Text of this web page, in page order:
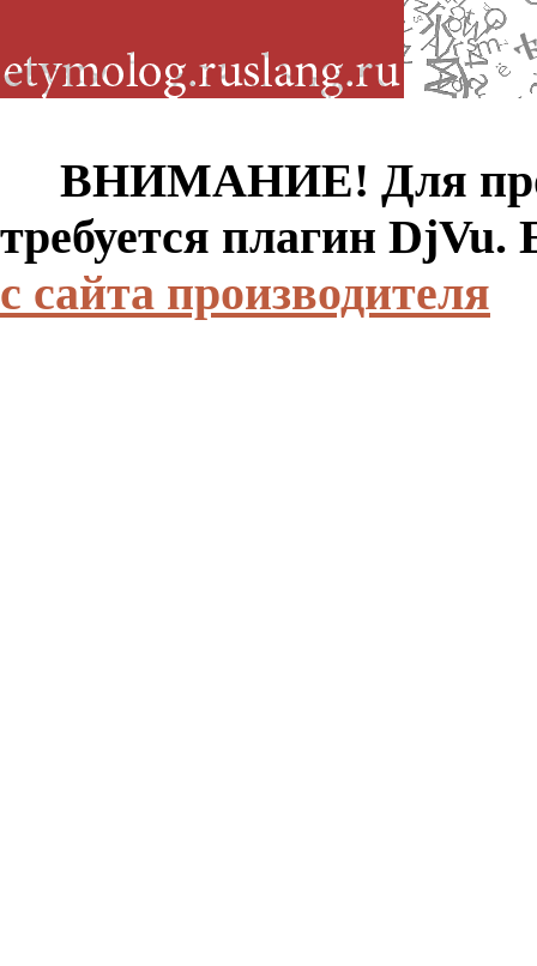
ВНИМАНИЕ! Для
требуется плагин
с сайта производителя